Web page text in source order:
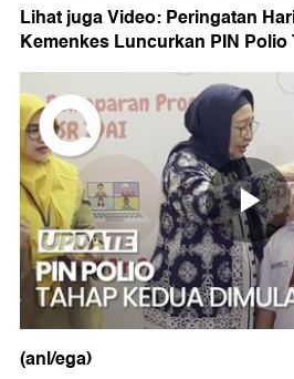
Lihat juga Video: Peringatan
Kemenkes Luncurkan PIN Polio
(anl/ega)